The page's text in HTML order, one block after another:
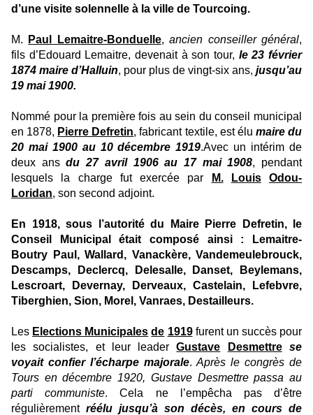
d’une visite solennelle à la ville de Tourcoing.
M. Paul Lemaitre-Bonduelle,ancien conseiller général,
fils d’Edouard Lemaitre, devenait à son tour, le 23 février
1874 maire d’Halluin, pour plus de vingt-six ans, jusqu’au
19 mai 1900.
Nommé pour la première fois au sein du conseil municipal
en 1878, Pierre Defretin, fabricant textile, est élu maire du
20 mai 1900 au 10 décembre 1919.Avec un intérim de
deux ansdu 27 avril 1906 au 17 mai 1908, pendant
lesquels la charge fut exercée par
M. Louis
Odou-
Loridan, son second adjoint.
En 1918, sous l’autorité du Maire Pierre Defretin, le
Conseil Municipal était composé ainsi : Lemaitre-
Boutry Paul, Wallard, Vanackère, Vandemeulebrouck,
Descamps, Declercq, Delesalle, Danset, Beylemans,
Lescroart, Devernay, Derveaux, Castelain, Lefebvre,
Tiberghien, Sion, Morel, Vanraes, Destailleurs.
Les Elections Municipales de 1919furent un succès pour
les socialistes, et leur leaderGustave Desmettre
se
voyait confier l’écharpe majorale.Après le congrès de
Tours en décembre 1920, Gustave Desmettre passa au
parti communiste. Cela ne l’empêcha pas d’être
régulièrement réélu jusqu’à son décès, en cours de